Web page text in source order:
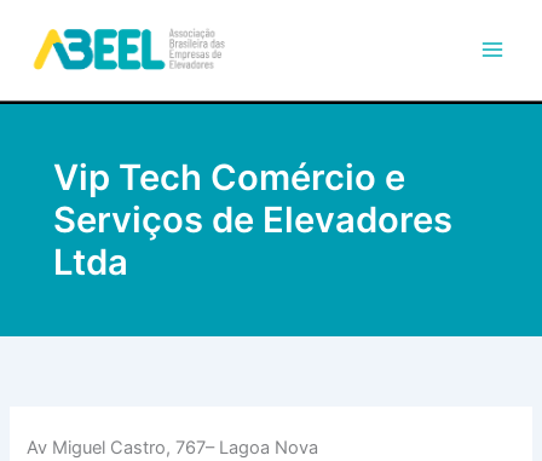
conteúdo
Vip Tech Comércio e
Serviços de Elevadores
Ltda
Av Miguel Castro, 767– Lagoa Nova